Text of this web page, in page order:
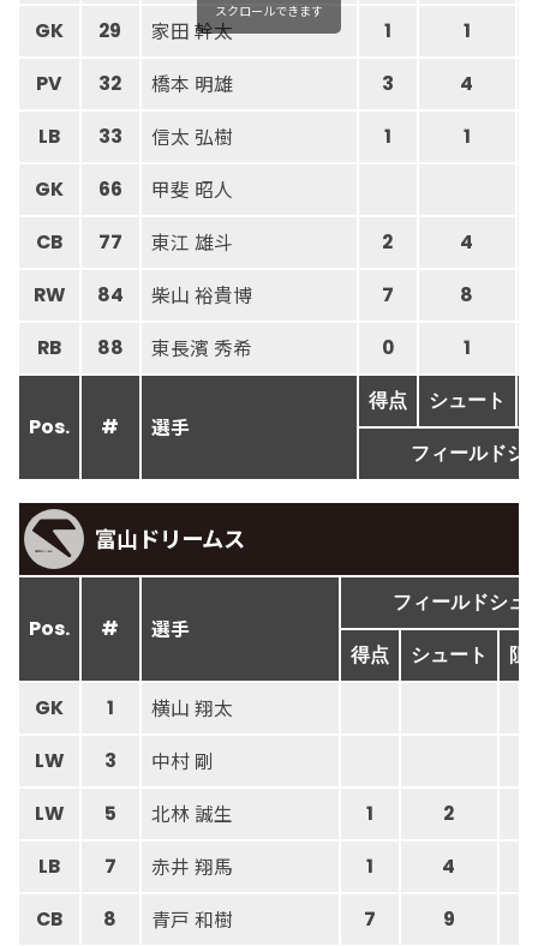
GK 29 家田 幹太 1 1
PV 32 橋本 明雄 3 4
LB 33 信太 弘樹 1 1
GK 66 甲斐 昭人
CB 77 東江 雄斗 2 4
RW 84 柴山 裕貴博 7 8
RB 88 東長濱 秀希 0 1
Pos. # 選手
得点 シュート
フィールドシ
スクロールできます
富山ドリームス
Pos. # 選手
フィールドシュ
得点 シュート 阻
GK 1 横山 翔太
LW 3 中村 剛
LW 5 北林 誠生 1 2
LB 7 赤井 翔馬 1 4
CB 8 青戸 和樹 7 9